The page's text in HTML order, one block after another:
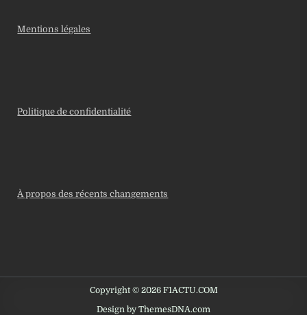
Mentions légales
Politique de confidentialité
À propos des récents changements
Copyright © 2026 F1ACTU.COM
Design by ThemesDNA.com